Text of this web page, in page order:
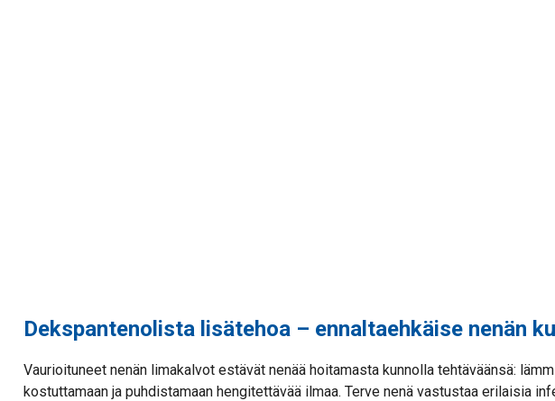
Dekspantenolista lisätehoa – ennaltaehkäise nenän
Vaurioituneet nenän limakalvot estävät nenää hoitamasta kunnolla tehtäväänsä:
kostuttamaan ja puhdistamaan hengitettävää ilmaa. Terve nenä vastustaa erilaisia